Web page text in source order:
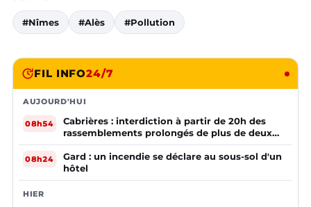
#Nîmes #Alès #Pollution
FIL INFO24/7
AUJOURD'HUI
08h54
Cabrières : interdiction à partir de 20h des
rassemblements prolongés de plus de deux
mineurs non accompagnés d'un adulte
08h24
Gard : un incendie se déclare au sous-sol d'un
hôtel
HIER